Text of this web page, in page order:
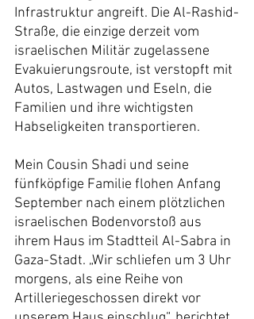
Infrastruktur angreift. Die Al-Rashid-
Straße, die einzige derzeit vom
israelischen Militär zugelassene
Evakuierungsroute, ist verstopft mit
Autos, Lastwagen und Eseln, die
Familien und ihre wichtigsten
Habseligkeiten transportieren.
Mein Cousin Shadi und seine
fünfköpfige Familie flohen Anfang
September nach einem plötzlichen
israelischen Bodenvorstoß aus
ihrem Haus im Stadtteil Al-Sabra in
Gaza-Stadt. „Wir schliefen um 3 Uhr
morgens, als eine Reihe von
Artilleriegeschossen direkt vor